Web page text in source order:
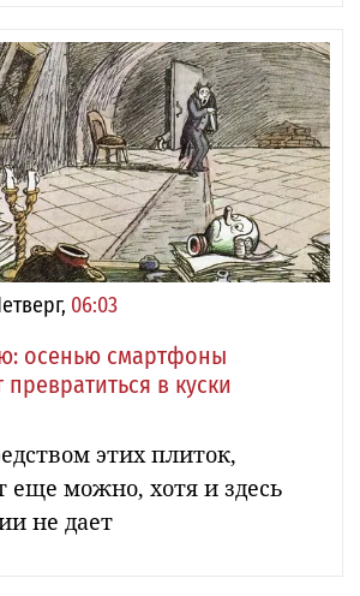
06:03
осенью смартфоны
в куски
этих плиток,
еще можно, хотя и здесь
не дает